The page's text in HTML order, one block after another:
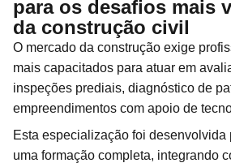
para os desafios mais
da construção civil
O mercado da construção exige
mais capacitados para atuar em
inspeções prediais, diagnóstico de
empreendimentos com apoio de
Esta especialização foi desenvolvida
uma formação completa, integrando